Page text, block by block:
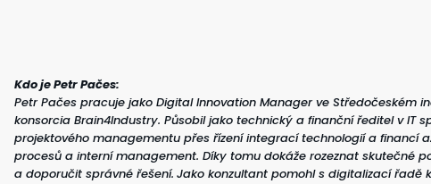
Kdo je Petr Pačes:
Petr Pačes pracuje jako Digital Innovation Manager ve Středočeském
konsorcia Brain4Industry. Působil jako technický a finanční ředitel v IT
projektového managementu přes řízení integrací technologií a financí
procesů a interní management. Díky tomu dokáže rozeznat skutečné
a doporučit správné řešení. Jako konzultant pomohl s digitalizací řadě